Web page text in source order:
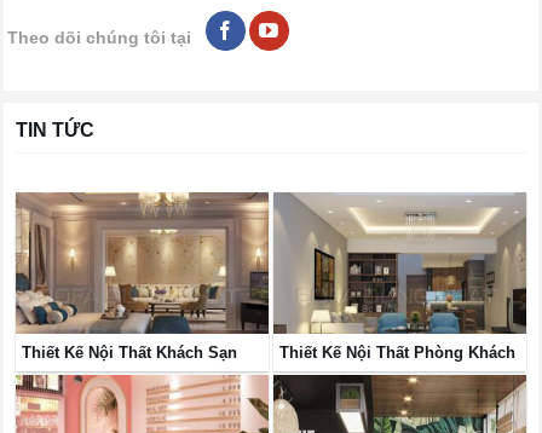
Theo dõi chúng tôi tại
TIN TỨC
Thiết Kế Nội Thất Khách Sạn Thiết Kế Nội Thất Phòng Khách